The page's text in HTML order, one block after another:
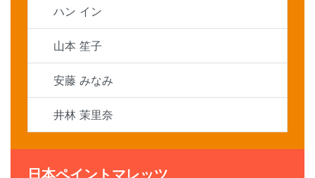
ハン イン
山本 笙子
安藤 みなみ
井林 茉里奈
日本ペイントマレッツ